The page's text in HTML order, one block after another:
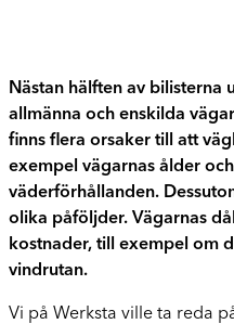
Boka reparation av
Byte av vindruta
Boka byte av
Nästan hälften av bilisterna
allmänna och enskilda
finns flera orsaker till att
exempel vägarnas ålder
väderförhållanden.
olika påföljder. Vägarnas
kostnader, till exempel om
vindrutan.
Vi på Werksta ville ta reda